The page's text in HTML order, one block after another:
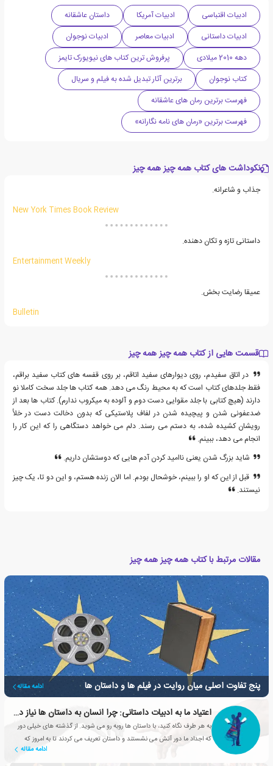
ادبیات اقتباسی ادبیات آمریکا
داستان عاشقانه
ادبیات داستانی
ادبیات معاصر
ادبیات نوجوان
دهه 2010 میلادی
پرفروش ترین کتاب های نیویورک تایمز
کتاب نوجوان
برترین آثار تبدیل شده به فیلم و سریال
فهرست برترین رمان های عاشقانه
فهرست برترین «رمان های نامه نگارانه»
نکوداشت های کتاب همه چیز همه چیز
جذاب و شاعرانه.
New York Times Book Review
داستانی تازه و تکان دهنده.
Entertainment Weekly
عمیقا رضایت بخش.
Bulletin
قسمت هایی از کتاب همه چیز همه چیز
در اتاق سفیدم، روی دیوارهای سفید اتاقم، بر روی قفسه های کتاب سفید براقم،
فقط جلدهای کتاب است که به محیط رنگ می دهد. همه کتاب ها جلد سخت کاملا نو
دارند (هیچ کتابی با جلد مقوایی دست دوم و آلوده به میکروب ندارم). کتاب ها بعد از
ضدعفونی شدن و پیچیده شدن در لفاف پلاستیکی که بدون دخالت دست در خلأ
رویشان کشیده شده، به دستم می رسند. دلم می خواهد دستگاهی را که این کار را
انجام می دهد، ببینم.
شاید بزرگ شدن یعنی ناامید کردن آدم هایی که دوستشان داریم.
قبل از این که او را ببینم، خوشحال بودم. اما الان زنده هستم، و این دو تا، یک چیز
نیستند.
مقالات مرتبط با کتاب همه چیز همه چیز
پنج تفاوت اصلی میان روایت در فیلم ها و داستان ها ادامه مقاله
اعتیاد ما به ادبیات داستانی: چرا انسان به داستان ها نیاز دارد؟
به هر طرف نگاه کنید، با داستان ها روبه رو می شوید. از گذشته های خیلی دور
که اجداد ما دور آتش می نشستند و داستان تعریف می کردند تا به امروز که
ادامه مقاله